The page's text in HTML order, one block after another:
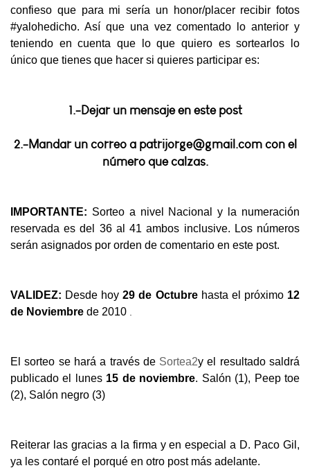
confieso que para mi sería un honor/placer recibir fotos
#yalohedicho. Así que una vez comentado lo anterior y
teniendo en cuenta que lo que quiero es sortearlos lo
único que tienes que hacer si quieres participar es:
1.-Dejar un mensaje en este post
2.-Mandar un correo a patrijorge@gmail.com con el
número que calzas.
IMPORTANTE: Sorteo a nivel Nacional y la numeración
reservada es del 36 al 41 ambos inclusive. Los números
serán asignados por orden de comentario en este post.
VALIDEZ: Desde hoy29 de Octubrehasta el próximo 12
de Noviembre de 2010 .
El sorteo se hará a través de Sortea2y el resultado saldrá
publicado el lunes 15 de noviembre. Salón (1), Peep toe
(2), Salón negro (3)
Reiterar las gracias a la firma y en especial a D. Paco Gil,
ya les contaré el porqué en otro post más adelante.